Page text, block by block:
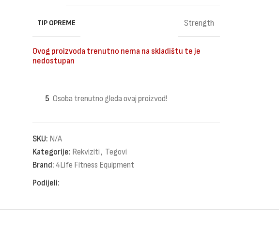
TIP OPREME Strength
Ovog proizvoda trenutno nema na skladištu te je
nedostupan
5 Osoba trenutno gleda ovaj proizvod!
SKU: N/A
Kategorije: Rekviziti , Tegovi
Brand: 4Life Fitness Equipment
Podijeli: